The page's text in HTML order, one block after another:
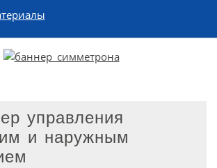
управления
и наружным